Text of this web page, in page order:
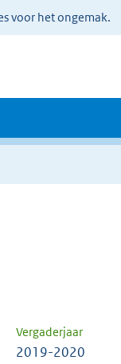
voor het ongemak.
Vergaderjaar
2019-2020